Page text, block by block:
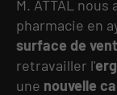
M. ATTAL
pharmacie en
surface de
retravailler l'
une nouvelle